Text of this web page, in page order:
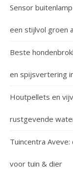
Sensor
een stijlvol groen
Beste
en spijsvertering
Houtpellets en
rustgevende
Tuincentra
voor tuin & dier